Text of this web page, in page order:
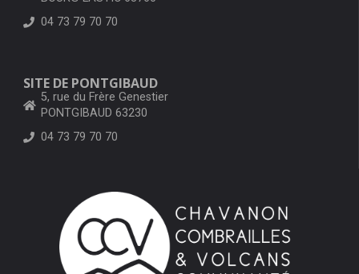
04 73 79 70 70
SITE DE PONTGIBAUD
5, rue du Frère Genestier
PONTGIBAUD 63230
04 73 79 70 70